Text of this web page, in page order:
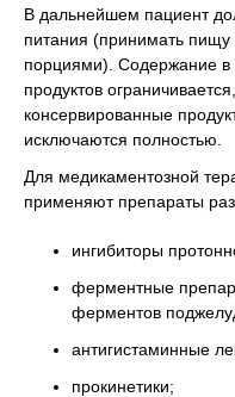
В дальнейшем пациент
питания (принимать
порциями). Содержание в
продуктов
консервированные
исключаются полностью.
Для медикаментозной
применяют препараты
ингибиторы
ферментные
ферментов
антигистаминные
прокинетики;